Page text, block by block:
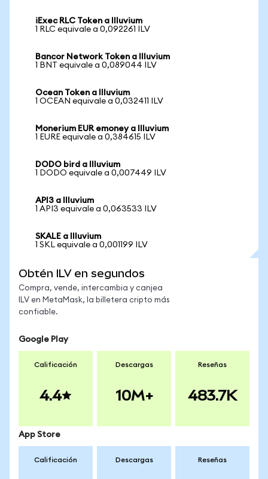
iExec RLC Token a Illuvium
1 RLC equivale a 0,092261 ILV
Bancor Network Token a Illuvium
1 BNT equivale a 0,089044 ILV
Ocean Token a Illuvium
1 OCEAN equivale a 0,032411 ILV
Monerium EUR emoney a Illuvium
1 EURE equivale a 0,384615 ILV
DODO bird a Illuvium
1 DODO equivale a 0,007449 ILV
API3 a Illuvium
1 API3 equivale a 0,063533 ILV
SKALE a Illuvium
1 SKL equivale a 0,001199 ILV
Obtén ILV en segundos
Compra, vende, intercambia y canjea
ILV en MetaMask, la billetera cripto más
confiable.
Google Play
Calificación
4.4
Descargas
10M+
Reseñas
483.7K
App Store
Calificación Descargas Reseñas